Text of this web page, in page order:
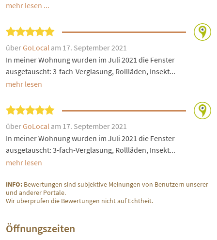
mehr lesen ...
über GoLocal am 17. September 2021
In meiner Wohnung wurden im Juli 2021 die Fenster
ausgetauscht: 3-fach-Verglasung, Rollläden, Insekt...
mehr lesen
über GoLocal am 17. September 2021
In meiner Wohnung wurden im Juli 2021 die Fenster
ausgetauscht: 3-fach-Verglasung, Rollläden, Insekt...
mehr lesen
INFO: Bewertungen sind subjektive Meinungen von Benutzern unserer
und anderer Portale.
Wir überprüfen die Bewertungen nicht auf Echtheit.
Öffnungszeiten